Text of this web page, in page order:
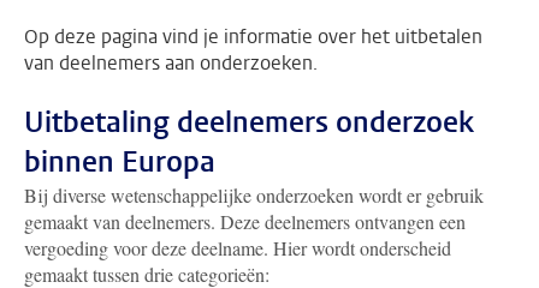
Op deze pagina vind je informatie over het uitbetalen
van deelnemers aan onderzoeken.
Uitbetaling deelnemers onderzoek
binnen Europa
Bij diverse wetenschappelijke onderzoeken wordt er gebruik
gemaakt van deelnemers. Deze deelnemers ontvangen een
vergoeding voor deze deelname. Hier wordt onderscheid
gemaakt tussen drie categorieën: